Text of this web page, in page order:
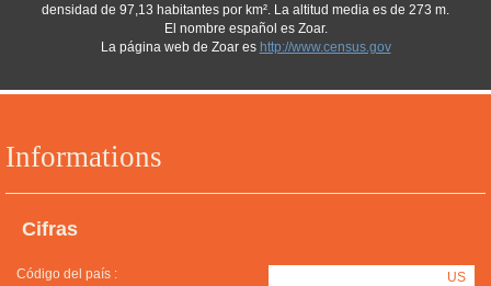
Informations
Cifras
Código del país : US
densidad de 97,13 habitantes por km². La altitud media es de 273 m.
El nombre español es Zoar.
La página web de Zoar es http://www.census.gov